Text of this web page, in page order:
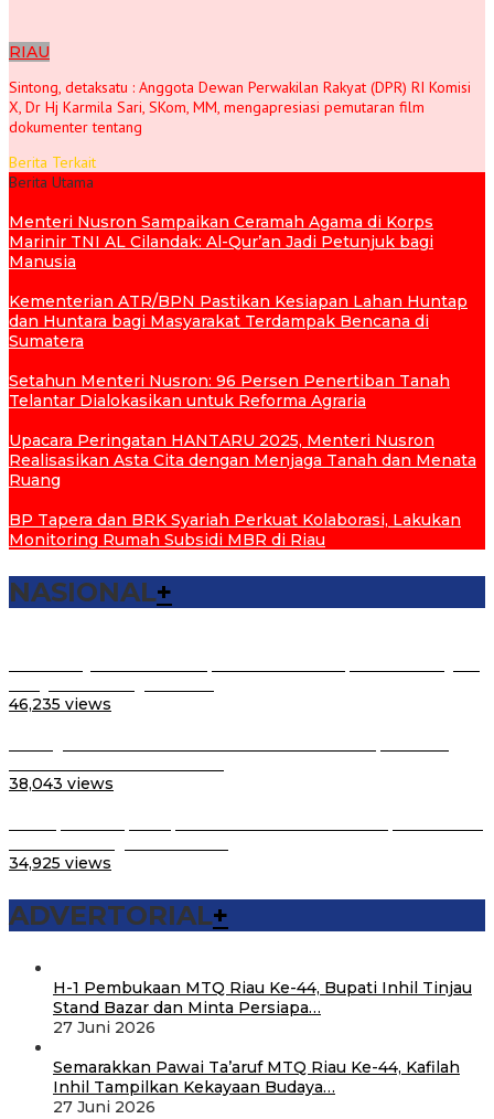
RIAU
Sintong, detaksatu : Anggota Dewan Perwakilan Rakyat (DPR) RI Komisi
X, Dr Hj Karmila Sari, SKom, MM, mengapresiasi pemutaran film
dokumenter tentang
Berita Terkait
Berita Utama
Menteri Nusron Sampaikan Ceramah Agama di Korps
Marinir TNI AL Cilandak: Al-Qur’an Jadi Petunjuk bagi
Manusia
Kementerian ATR/BPN Pastikan Kesiapan Lahan Huntap
dan Huntara bagi Masyarakat Terdampak Bencana di
Sumatera
Setahun Menteri Nusron: 96 Persen Penertiban Tanah
Telantar Dialokasikan untuk Reforma Agraria
Upacara Peringatan HANTARU 2025, Menteri Nusron
Realisasikan Asta Cita dengan Menjaga Tanah dan Menata
Ruang
BP Tapera dan BRK Syariah Perkuat Kolaborasi, Lakukan
Monitoring Rumah Subsidi MBR di Riau
NASIONAL+
46,235 views
38,043 views
34,925 views
ADVERTORIAL+
H-1 Pembukaan MTQ Riau Ke-44, Bupati Inhil Tinjau
Stand Bazar dan Minta Persiapa…
27 Juni 2026
Semarakkan Pawai Ta’aruf MTQ Riau Ke-44, Kafilah
Inhil Tampilkan Kekayaan Budaya…
27 Juni 2026